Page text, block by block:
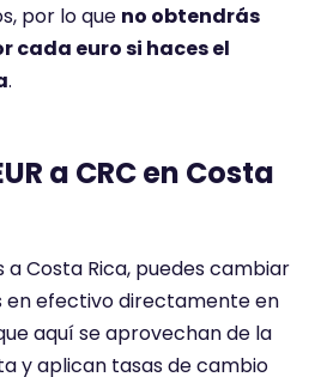
por lo que no obtendrás
cada euro si haces el
.
a CRC en Costa
a Costa Rica, puedes cambiar
en efectivo directamente en
aquí se aprovechan de la
y aplican tasas de cambio